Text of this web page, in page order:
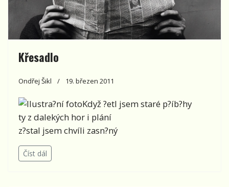
Křesadlo
Ondřej Šikl 19. březen 2011
Když ?etl jsem staré p?íb?hy
ty z dalekých hor i plání
z?stal jsem chvíli zasn?ný
Číst dál